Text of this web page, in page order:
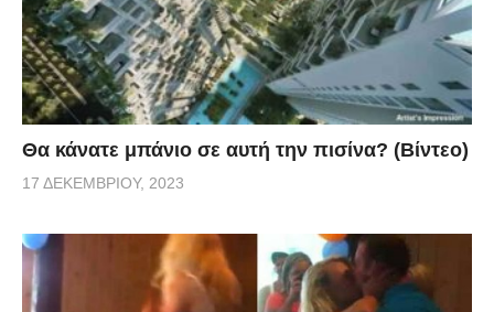
Θα κάνατε μπάνιο σε αυτή την πισίνα? (Βίντεο)
17 ΔΕΚΕΜΒΡΊΟΥ, 2023